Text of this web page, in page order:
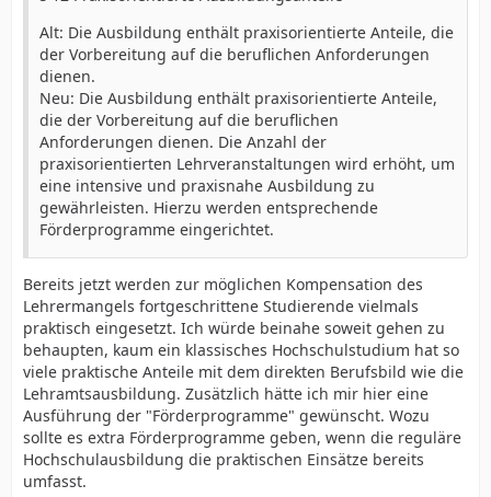
Alt: Die Ausbildung enthält praxisorientierte Anteile, die
der Vorbereitung auf die beruflichen Anforderungen
dienen.
Neu: Die Ausbildung enthält praxisorientierte Anteile,
die der Vorbereitung auf die beruflichen
Anforderungen dienen. Die Anzahl der
praxisorientierten Lehrveranstaltungen wird erhöht, um
eine intensive und praxisnahe Ausbildung zu
gewährleisten. Hierzu werden entsprechende
Förderprogramme eingerichtet.
Bereits jetzt werden zur möglichen Kompensation des
Lehrermangels fortgeschrittene Studierende vielmals
praktisch eingesetzt. Ich würde beinahe soweit gehen zu
behaupten, kaum ein klassisches Hochschulstudium hat so
viele praktische Anteile mit dem direkten Berufsbild wie die
Lehramtsausbildung. Zusätzlich hätte ich mir hier eine
Ausführung der "Förderprogramme" gewünscht. Wozu
sollte es extra Förderprogramme geben, wenn die reguläre
Hochschulausbildung die praktischen Einsätze bereits
umfasst.